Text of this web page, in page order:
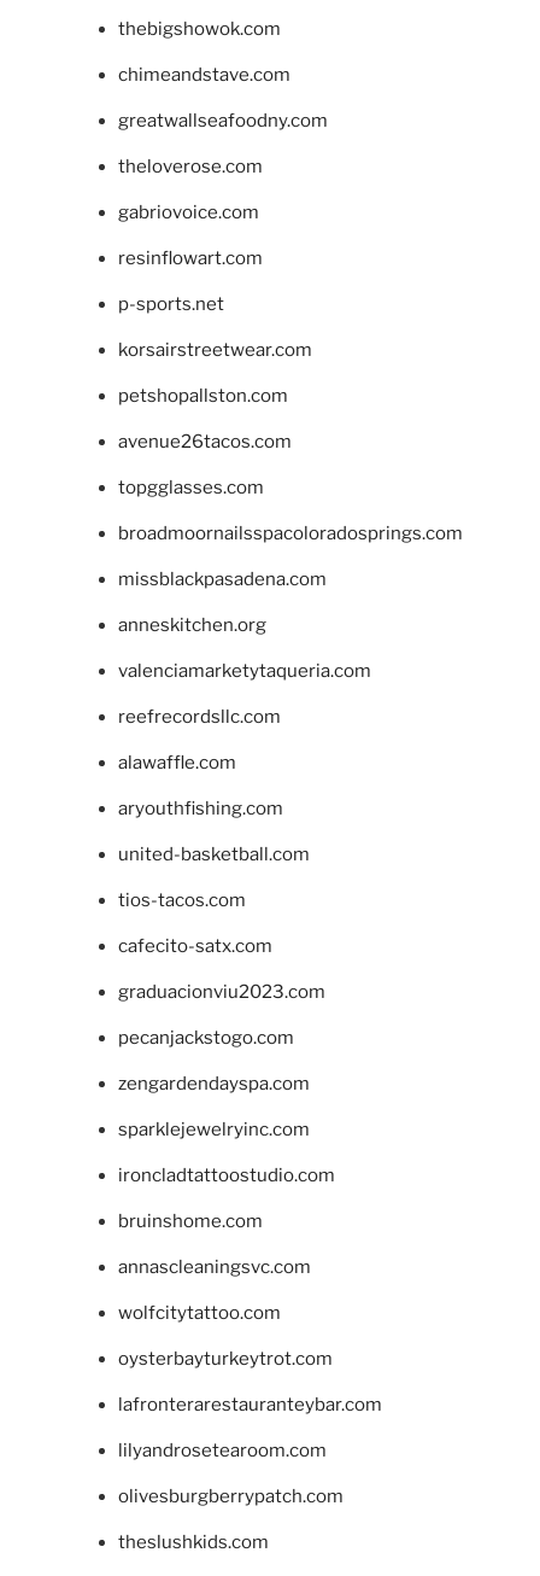
thebigshowok.com
chimeandstave.com
greatwallseafoodny.com
theloverose.com
gabriovoice.com
resinflowart.com
p-sports.net
korsairstreetwear.com
petshopallston.com
avenue26tacos.com
topgglasses.com
broadmoornailsspacoloradosprings.com
missblackpasadena.com
anneskitchen.org
valenciamarketytaqueria.com
reefrecordsllc.com
alawaffle.com
aryouthfishing.com
united-basketball.com
tios-tacos.com
cafecito-satx.com
graduacionviu2023.com
pecanjackstogo.com
zengardendayspa.com
sparklejewelryinc.com
ironcladtattoostudio.com
bruinshome.com
annascleaningsvc.com
wolfcitytattoo.com
oysterbayturkeytrot.com
lafronterarestauranteybar.com
lilyandrosetearoom.com
olivesburgberrypatch.com
theslushkids.com